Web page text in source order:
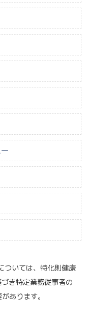
ついては、特化則健康
き特定業務従事者の
あります。